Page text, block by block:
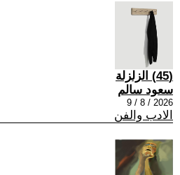
(45) الزلزلة
سعود سالم
2026 / 8 / 9
الادب والفن